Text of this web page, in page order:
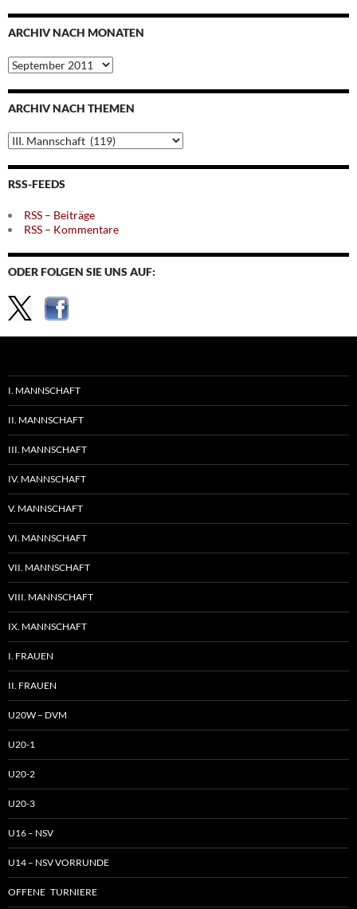
ARCHIV NACH MONATEN
Archiv
nach
Monaten
ARCHIV NACH THEMEN
Archiv
nach
Themen
RSS-FEEDS
RSS – Beiträge
RSS – Kommentare
ODER FOLGEN SIE UNS AUF:
I. MANNSCHAFT
II. MANNSCHAFT
III. MANNSCHAFT
IV. MANNSCHAFT
V. MANNSCHAFT
VI. MANNSCHAFT
VII. MANNSCHAFT
VIII. MANNSCHAFT
IX. MANNSCHAFT
I. FRAUEN
II. FRAUEN
U20W – DVM
U20-1
U20-2
U20-3
U16 – NSV
U14 – NSV VORRUNDE
OFFENE TURNIERE